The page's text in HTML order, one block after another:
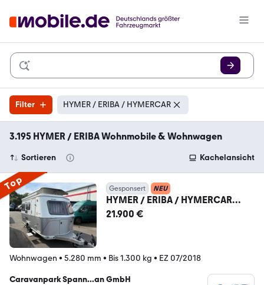
Filter HYMER / ERIBA / HYMERCAR
3.195 HYMER / ERIBA Wohnmobile & Wohnwagen
Sortieren Kachelansicht
Top Gesponsert NEU
HYMER / ERIBA / HYMERCAR
Eriba Touring Triton 430 60 Jahre
21.900 €
Wohnwagen • 5.280 mm • Bis 1.300 kg • EZ 07/2018
Caravanpark Spann...an GmbH